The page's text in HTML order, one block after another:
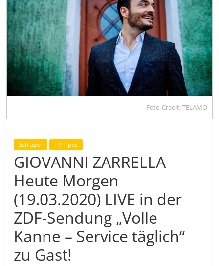
Foto-Credit: TELAMO
Schlager TV-Tipps
GIOVANNI ZARRELLA
Heute Morgen
(19.03.2020) LIVE in der
ZDF-Sendung „Volle
Kanne – Service täglich“
zu Gast!